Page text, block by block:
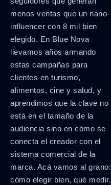
menos ventas que un nano-
influencer con 8 mil bien
elegido. En Blue Nova
llevamos años armando
estas campañas para
clientes en turismo,
alimentos, cine y salud, y
aprendimos que la clave no
está en el tamaño de la
audiencia sino en cómo se
conecta el creador con el
sistema comercial de la
marca. Acá vamos al grano:
cómo elegir bien, qué medir,